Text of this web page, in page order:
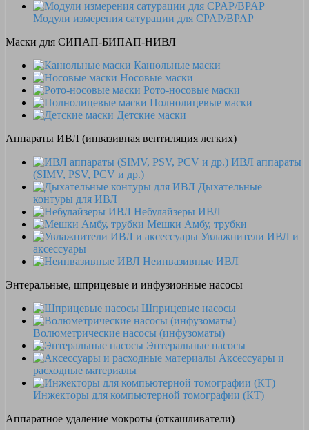
Модули измерения сатурации для CPAP/BPAP
Маски для СИПАП-БИПАП-НИВЛ
Канюльные маски
Носовые маски
Рото-носовые маски
Полнолицевые маски
Детские маски
Аппараты ИВЛ (инвазивная вентиляция легких)
ИВЛ аппараты
(SIMV, PSV, PCV и др.)
Дыхательные
контуры для ИВЛ
Небулайзеры ИВЛ
Мешки Амбу, трубки
Увлажнители ИВЛ и
аксессуары
Неинвазивные ИВЛ
Энтеральные, шприцевые и инфузионные насосы
Шприцевые насосы
Волюметрические насосы (инфузоматы)
Энтеральные насосы
Аксессуары и
расходные материалы
Инжекторы для компьютерной томографии (КТ)
Аппаратное удаление мокроты (откашливатели)